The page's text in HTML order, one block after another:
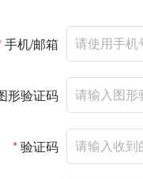
手机/邮箱
形验证码
*验证码